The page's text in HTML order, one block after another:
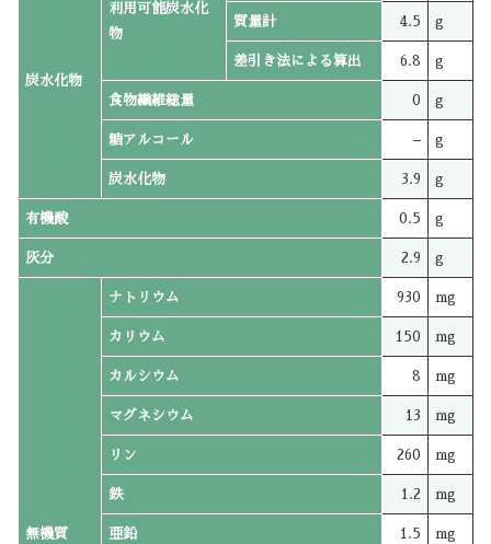
炭水化物
利用可能炭水化
物
質量計 4.5 g
差引き法による算出 6.8 g
食物繊維総量 0 g
糖アルコール – g
炭水化物 3.9 g
有機酸 0.5 g
灰分 2.9 g
無機質
ナトリウム 930 mg
カリウム 150 mg
カルシウム 8 mg
マグネシウム 13 mg
リン 260 mg
鉄 1.2 mg
亜鉛 1.5 mg